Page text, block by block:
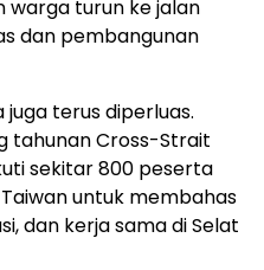
warga turun ke jalan
dan pembangunan
terus diperluas.
tahunan Cross-Strait
sekitar 800 peserta
untuk membahas
dan kerja sama di Selat